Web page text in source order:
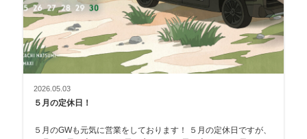
2026.05.03
５月の定休日！
５月のGWも元気に営業をしております！ ５月の定休日ですが、